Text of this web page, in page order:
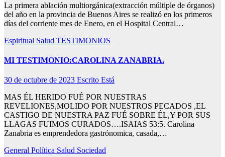
La primera ablación multiorgánica(extracción múltiple de órganos)
del año en la provincia de Buenos Aires se realizó en los primeros
días del corriente mes de Enero, en el Hospital Central…
Espiritual Salud TESTIMONIOS
MI TESTIMONIO:CAROLINA ZANABRIA.
30 de octubre de 2023 Escrito Está
MAS ÉL HERIDO FUÉ POR NUESTRAS
REVELIONES,MOLIDO POR NUESTROS PECADOS ,EL
CASTIGO DE NUESTRA PAZ FUÉ SOBRE ÉL,Y POR SUS
LLAGAS FUIMOS CURADOS….ISAIAS 53:5. Carolina
Zanabria es emprendedora gastrónomica, casada,…
General Política Salud Sociedad